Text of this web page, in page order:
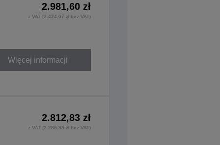
2.981,60 zł
z VAT (2.424,07 zł bez VAT)
Więcej informacji
2.812,83 zł
z VAT (2.286,85 zł bez VAT)